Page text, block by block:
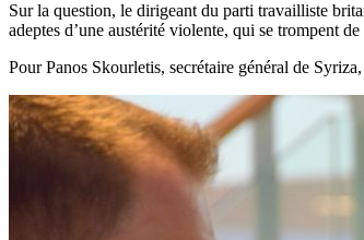
Sur la question, le dirigeant du parti travailliste
adeptes d’une austérité violente, qui se trompent
Pour Panos Skourletis, secrétaire général de